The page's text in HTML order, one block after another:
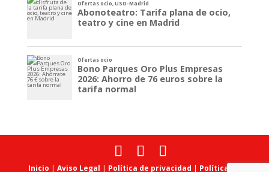
Inicio |Aviso Legal Política de privacidad Política de